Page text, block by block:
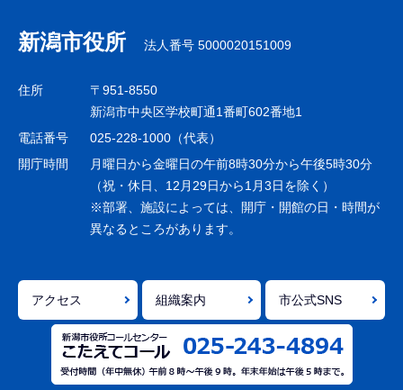
ナ
ビ
ゲ
シ
ョ
で
新潟市役所 法人番号 5000020151009
住所
〒951-8550
新潟市中央区学校町通1番町602番地1
電話番号
025-228-1000（代表）
開庁時間
月曜日から金曜日の午前8時30分から午後5時30分
（祝・休日、12月29日から1月3日を除く）
※部署、施設によっては、開庁・開館の日・時間が
異なるところがあります。
アクセス 組織案内 市公式SNS